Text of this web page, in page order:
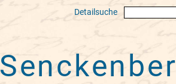
Detailsuche